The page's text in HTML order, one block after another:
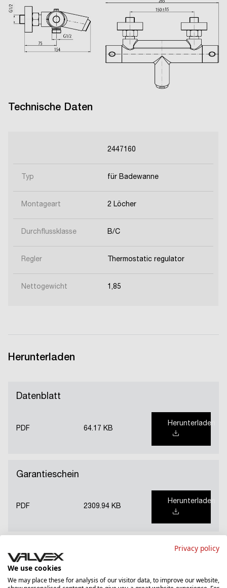
Technische Daten
2447160
Typ für Badewanne
Montageart 2 Löcher
Durchflussklasse B/C
Regler Thermostatic regulator
Nettogewicht 1,85
Herunterladen
Datenblatt
PDF 64.17 KB
Herunterladen
Garantieschein
PDF 2309.94 KB
Herunterladen
Nationale Leistungserklärung (PL)
PDF 102.46 KB
Herunterladen
Privacy policy
We use cookies
We may place these for analysis of our visitor data, to improve our website,